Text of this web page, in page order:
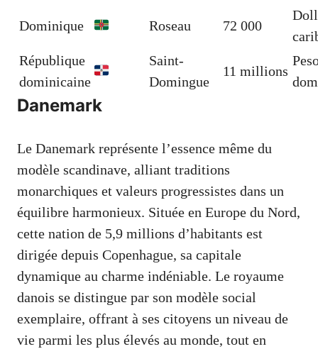
Dominique Roseau 72 000
République
dominicaine
Saint-
Domingue
11 millions
Danemark
Le Danemark représente l’essence même du
modèle scandinave, alliant traditions
monarchiques et valeurs progressistes dans un
équilibre harmonieux. Située en Europe du Nord,
cette nation de 5,9 millions d’habitants est
dirigée depuis Copenhague, sa capitale
dynamique au charme indéniable. Le royaume
danois se distingue par son modèle social
exemplaire, offrant à ses citoyens un niveau de
vie parmi les plus élevés au monde, tout en